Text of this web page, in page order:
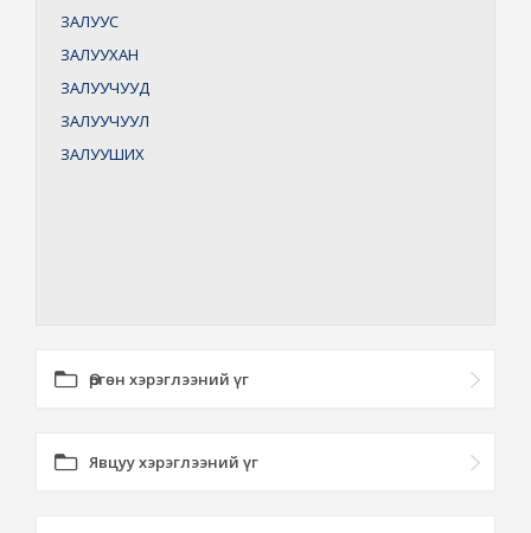
ЗАЛУУС
ЗАЛУУХАН
ЗАЛУУЧУУД
ЗАЛУУЧУУЛ
ЗАЛУУШИХ
Өргөн хэрэглээний үг
Явцуу хэрэглээний үг